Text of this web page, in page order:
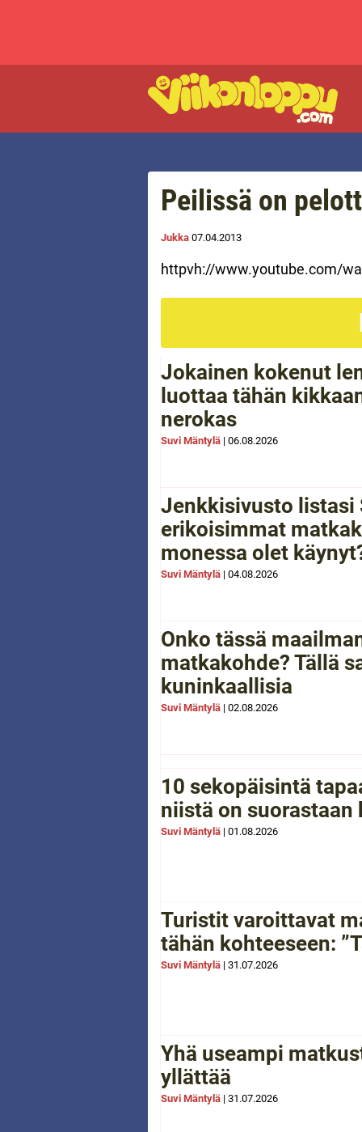
Peilissä on
Jukka 07.04.2013
httpvh://www.youtube.com/
Jokainen kokenut
luottaa tähän
nerokas
Suvi Mäntylä | 06.08.2026
Jenkkisivusto listasi
erikoisimmat
monessa olet
Suvi Mäntylä | 04.08.2026
Onko tässä
matkakohde? Tällä
kuninkaallisia
Suvi Mäntylä | 02.08.2026
10 sekopäisintä
niistä on suorastaan
Suvi Mäntylä | 01.08.2026
Turistit varoittavat
tähän kohteeseen:
Suvi Mäntylä | 31.07.2026
Yhä useampi
yllättää
Suvi Mäntylä | 31.07.2026